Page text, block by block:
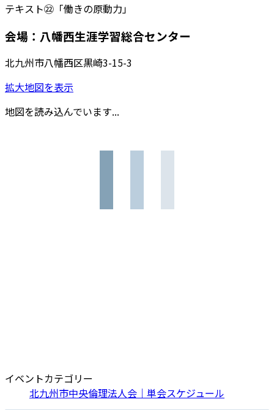
テキスト㉒「働きの原動力」
会場：八幡西生涯学習総合センター
北九州市八幡西区黒崎3-15-3
拡大地図を表示
地図を読み込んでいます...
イベントカテゴリー
北九州市中央倫理法人会｜単会スケジュール